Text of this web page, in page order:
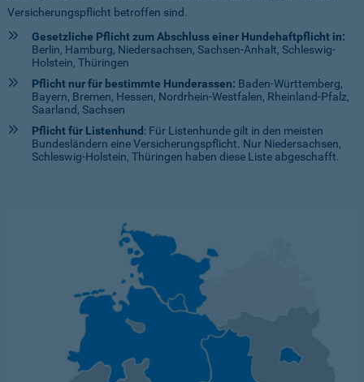
Versicherungspflicht betroffen sind.
Gesetzliche Pflicht zum Abschluss einer Hundehaftpflicht in:
Berlin, Hamburg, Niedersachsen, Sachsen-Anhalt, Schleswig-
Holstein, Thüringen
Pflicht nur für bestimmte Hunderassen: Baden-Württemberg,
Bayern, Bremen, Hessen, Nordrhein-Westfalen, Rheinland-Pfalz,
Saarland, Sachsen
Pflicht für Listenhund : Für Listenhunde gilt in den meisten
Bundesländern eine Versicherungspflicht. Nur Niedersachsen,
Schleswig-Holstein, Thüringen haben diese Liste abgeschafft.